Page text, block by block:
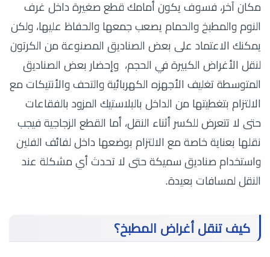
مكان آخر، فسوف يكون أمامك قطع صغيرة داخل غرف
النوم والمطبخ والحمام يصعب جمعها والحفاظ عليها، ولكن
يمكنك الاعتماد على بعض الصناديق المصنوعة من الكرتون
لنقل الأغراض الكبيرة في الحجم، وإحضار بعض الصناديق
المتوسطة تغليف الأجهزه الكهربائية والتحف والأنتيكات مع
الالتزام بتغطيتها من الداخل بالبلاستيك المزود بالفقاعات
حتى لا تتعرض للكسر أثناء النقل، أما القطع الزجاجية فيجب
نقلها بعناية خاصة مع الالتزام بوضعها داخل لفائف الفلين
واستخدام صناديق سميكة حتى لا تحدث أي مشكلة عند
النقل لمسافات بعيدة.
كيف تنقل أغراض المطبخ؟